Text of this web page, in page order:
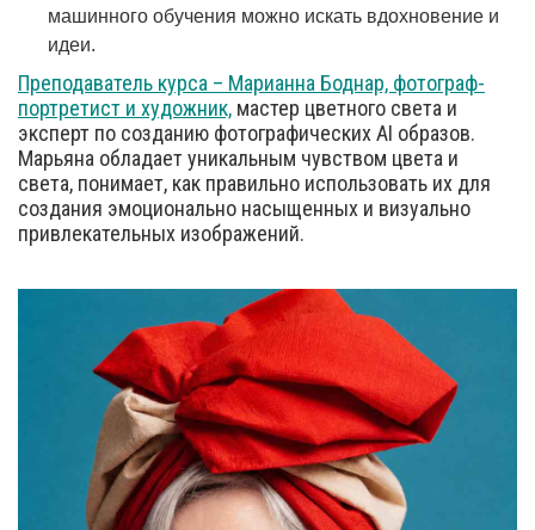
машинного обучения можно искать вдохновение и
идеи.
Преподаватель курса – Марианна Боднар, фотограф-
портретист и художник, мастер цветного света и
эксперт по созданию фотографических AI образов.
Марьяна обладает уникальным чувством цвета и
света, понимает, как правильно использовать их для
создания эмоционально насыщенных и визуально
привлекательных изображений.